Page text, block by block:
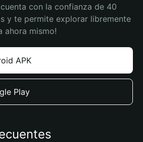
con la confianza de 40
y te permite explorar libremente
ahora mismo!
APK
Play